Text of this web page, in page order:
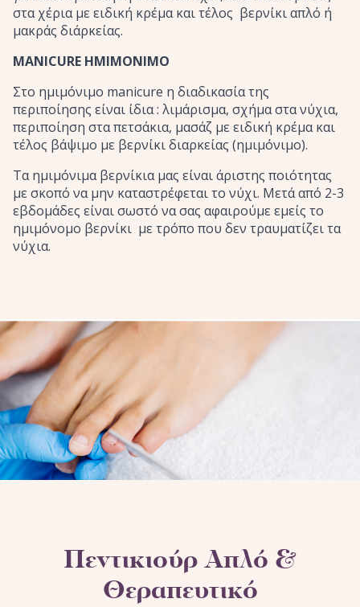
στα χέρια με ειδική κρέμα και τέλος βερνίκι απλό ή
μακράς διάρκείας.
MANICURE ΗΜΙΜΟΝΙΜΟ
Στο ημιμόνιμο manicure η διαδικασία της
περιποίησης είναι ίδια : λιμάρισμα, σχήμα στα νύχια,
περιποίηση στα πετσάκια, μασάζ με ειδική κρέμα και
τέλος βάψιμο με βερνίκι διαρκείας (ημιμόνιμο).
Τα ημιμόνιμα βερνίκια μας είναι άριστης ποιότητας
με σκοπό να μην καταστρέφεται το νύχι. Μετά από 2-3
εβδομάδες είναι σωστό να σας αφαιρούμε εμείς το
ημιμόνομο βερνίκι με τρόπο που δεν τραυματίζει τα
νύχια.
Πεντικιούρ Απλό &
Θεραπευτικό